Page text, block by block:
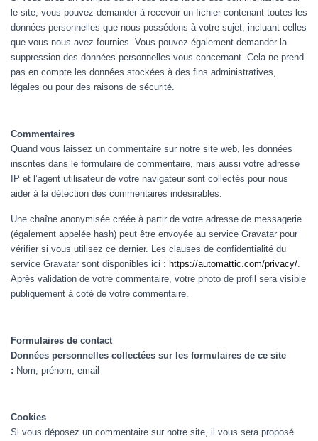
le site, vous pouvez demander à recevoir un fichier contenant toutes les
données personnelles que nous possédons à votre sujet, incluant celles
que vous nous avez fournies. Vous pouvez également demander la
suppression des données personnelles vous concernant. Cela ne prend
pas en compte les données stockées à des fins administratives,
légales ou pour des raisons de sécurité.
Commentaires
Quand vous laissez un commentaire sur notre site web, les données
inscrites dans le formulaire de commentaire, mais aussi votre adresse
IP et l’agent utilisateur de votre navigateur sont collectés pour nous
aider à la détection des commentaires indésirables.
Une chaîne anonymisée créée à partir de votre adresse de messagerie
(également appelée hash) peut être envoyée au service Gravatar pour
vérifier si vous utilisez ce dernier. Les clauses de confidentialité du
service Gravatar sont disponibles ici : https://automattic.com/privacy/.
Après validation de votre commentaire, votre photo de profil sera visible
publiquement à coté de votre commentaire.
Formulaires de contact
Données personnelles collectées sur les formulaires de ce site
: Nom, prénom, email
Cookies
Si vous déposez un commentaire sur notre site, il vous sera proposé